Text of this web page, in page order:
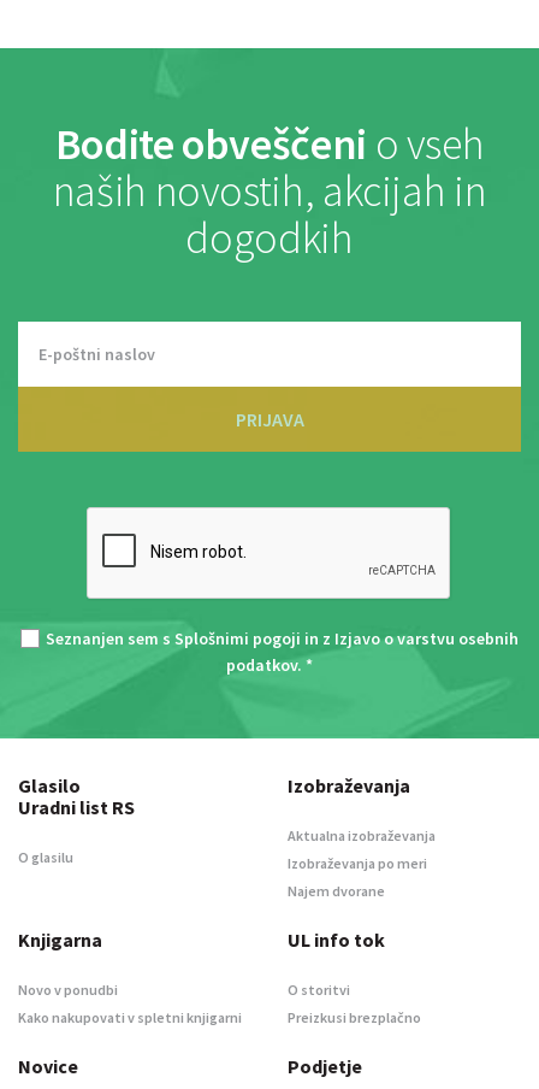
Bodite obveščeni o vseh
naših novostih, akcijah in
dogodkih
PRIJAVA
Seznanjen sem s Splošnimi pogoji in z Izjavo o varstvu osebnih
podatkov. *
Glasilo
Uradni list RS
O glasilu
Izobraževanja
Aktualna izobraževanja
Izobraževanja po meri
Najem dvorane
Knjigarna
Novo v ponudbi
Kako nakupovati v spletni knjigarni
UL info tok
O storitvi
Preizkusi brezplačno
Novice Podjetje